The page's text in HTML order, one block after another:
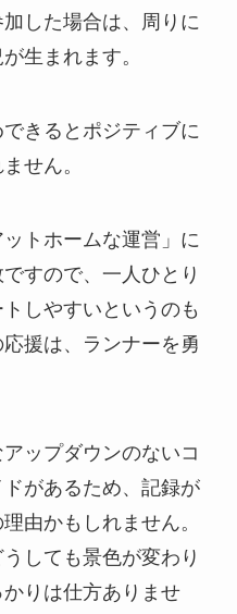
した場合は、周りに
生まれます。
きるとポジティブに
せん。
トホームな運営」に
すので、一人ひとり
しやすいというのも
援は、ランナーを勇
ップダウンのないコ
があるため、記録が
由かもしれません。
しても景色が変わり
りは仕方ありませ